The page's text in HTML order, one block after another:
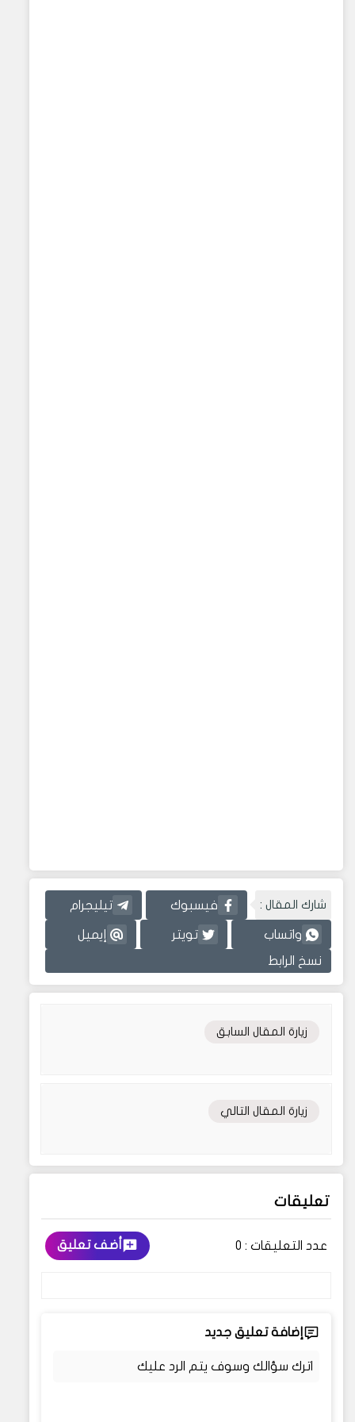
شارك المقال : فيسبوك تيليجرام
واتساب تويتر إيميل
نسخ الرابط
زيارة المقال السابق
زيارة المقال التالي
تعليقات
عدد التعليقات : 0 أضف تعليق
إضافة تعليق جديد
اترك سؤالك وسوف يتم الرد عليك